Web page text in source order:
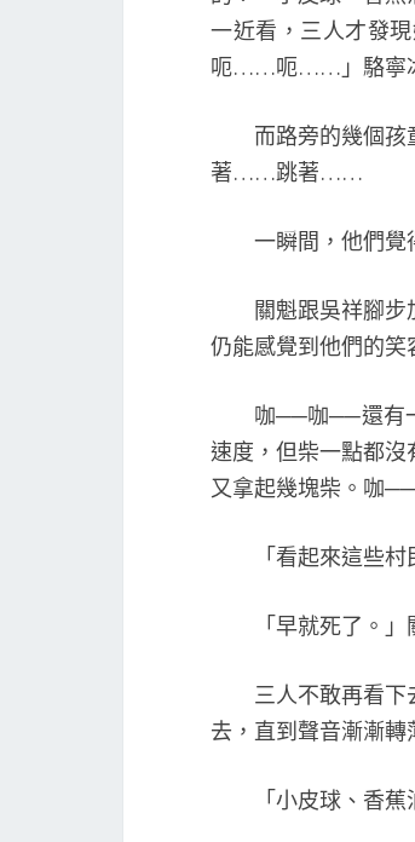
一近看，三人才發
呃……呃……」駱寧冰
而路旁的幾個孩童
著……跳著……
一瞬間，他們覺
關魁跟吳祥腳步加
仍能感覺到他們的笑
咖──咖──還有一
速度，但柴一點都沒
又拿起幾塊柴。咖
「看起來這些村
「早就死了。」
三人不敢再看下去
去，直到聲音漸漸轉
「小皮球、香蕉